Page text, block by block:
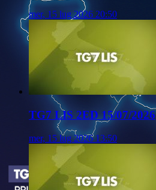
mer, 15 lug 2026 20:50
TG7 LIS 2ED 15/07/2026
mer, 15 lug 2026 13:50